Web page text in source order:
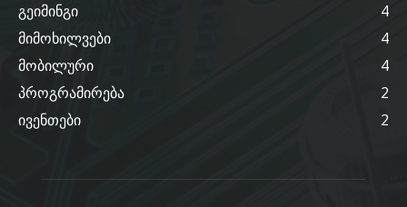
გეიმინგი
4
მიმოხილვები
4
მობილური
4
პროგრამირება
2
ივენთები
2